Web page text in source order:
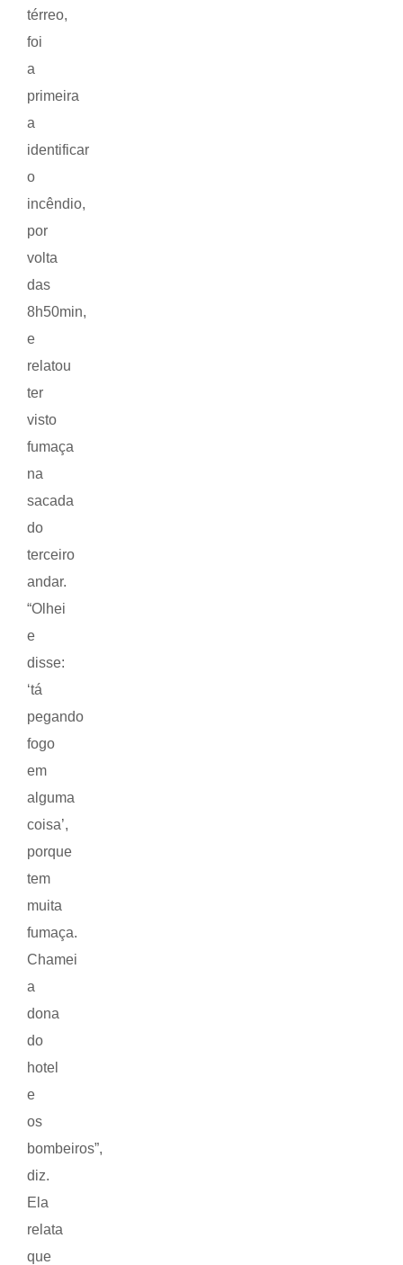
térreo,
foi
a
primeira
a
identificar
o
incêndio,
por
volta
das
8h50min,
e
relatou
ter
visto
fumaça
na
sacada
do
terceiro
andar.
“Olhei
e
disse:
‘tá
pegando
fogo
em
alguma
coisa’,
porque
tem
muita
fumaça.
Chamei
a
dona
do
hotel
e
os
bombeiros”,
diz.
Ela
relata
que